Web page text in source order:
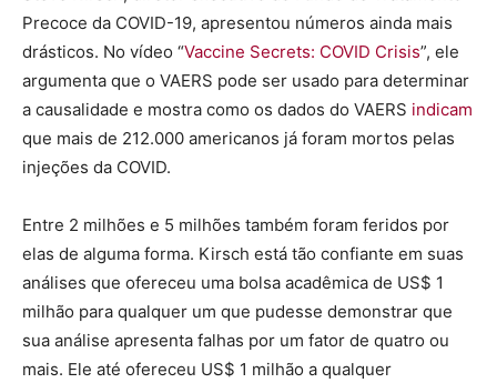
Precoce da COVID-19, apresentou números ainda mais
drásticos. No vídeo “Vaccine Secrets: COVID Crisis”, ele
argumenta que o VAERS pode ser usado para determinar
a causalidade e mostra como os dados do VAERS indicam
que mais de 212.000 americanos já foram mortos pelas
injeções da COVID.
Entre 2 milhões e 5 milhões também foram feridos por
elas de alguma forma. Kirsch está tão confiante em suas
análises que ofereceu uma bolsa acadêmica de US$ 1
milhão para qualquer um que pudesse demonstrar que
sua análise apresenta falhas por um fator de quatro ou
mais. Ele até ofereceu US$ 1 milhão a qualquer